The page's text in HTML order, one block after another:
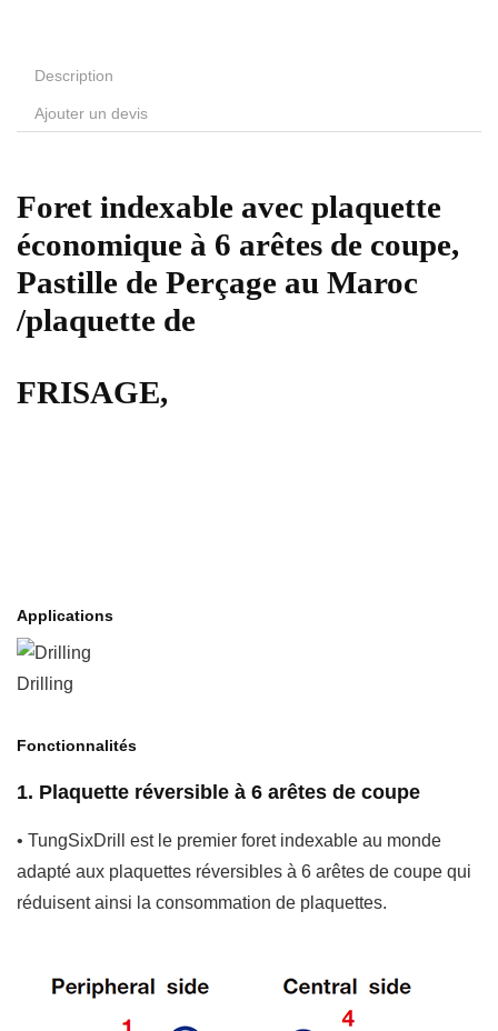
Description
Ajouter un devis
Foret indexable avec plaquette
économique à 6 arêtes de coupe,
Pastille de Perçage au Maroc
/plaquette de
FRISAGE,
Applications
Drilling
Fonctionnalités
1. Plaquette réversible à 6 arêtes de coupe
• TungSixDrill est le premier foret indexable au monde
adapté aux plaquettes réversibles à 6 arêtes de coupe qui
réduisent ainsi la consommation de plaquettes.